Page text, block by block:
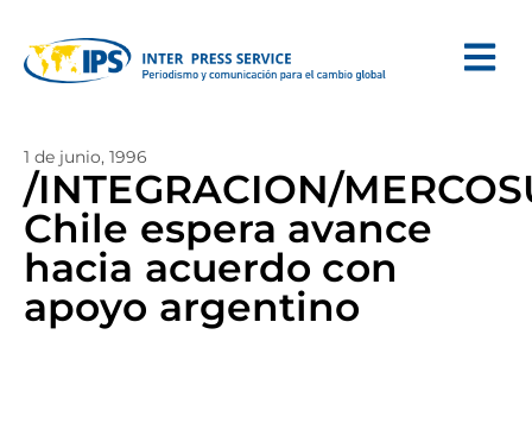
1 de junio, 1996
/INTEGRACION/
Chile espera avance
hacia acuerdo con
apoyo argentino